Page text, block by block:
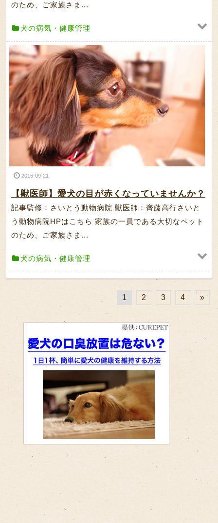
のため、ご家族さま...
犬の病気・健康管理
2016-09-21
【獣医師】愛犬の目が赤くなっていませんか？
記事監修：さいとう動物病院 獣医師：齊藤高行さいと
う動物病院HPはこちら 家族の一員である大切なペット
のため、ご家族さま...
犬の病気・健康管理
1 2 3 4 »